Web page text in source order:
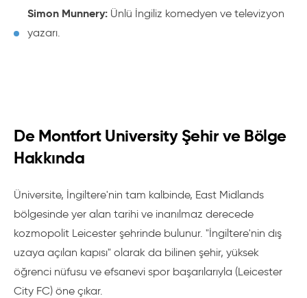
Simon Munnery: Ünlü İngiliz komedyen ve televizyon
yazarı.
De Montfort University Şehir ve Bölge
Hakkında
Üniversite, İngiltere'nin tam kalbinde, East Midlands
bölgesinde yer alan tarihi ve inanılmaz derecede
kozmopolit Leicester şehrinde bulunur. "İngiltere'nin dış
uzaya açılan kapısı" olarak da bilinen şehir, yüksek
öğrenci nüfusu ve efsanevi spor başarılarıyla (Leicester
City FC) öne çıkar.